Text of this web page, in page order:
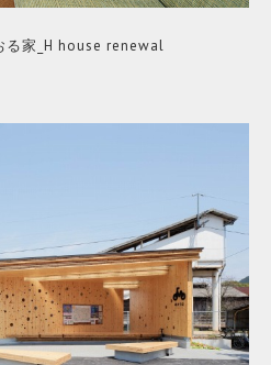
る家_H house renewal